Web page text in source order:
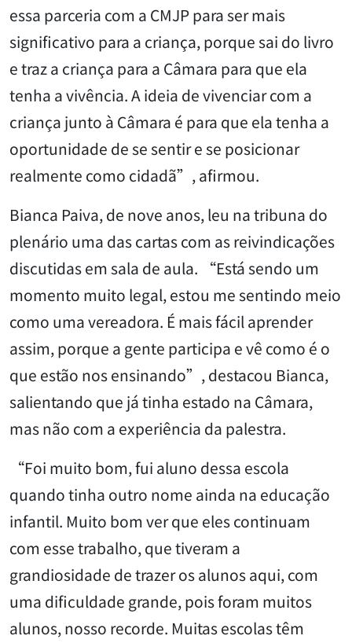
essa parceria com a CMJP para ser mais
significativo para a criança, porque sai do livro
e traz a criança para a Câmara para que ela
tenha a vivência. A ideia de vivenciar com a
criança junto à Câmara é para que ela tenha a
oportunidade de se sentir e se posicionar
realmente como cidadã”, afirmou.
Bianca Paiva, de nove anos, leu na tribuna do
plenário uma das cartas com as reivindicações
discutidas em sala de aula. “Está sendo um
momento muito legal, estou me sentindo meio
como uma vereadora. É mais fácil aprender
assim, porque a gente participa e vê como é o
que estão nos ensinando”, destacou Bianca,
salientando que já tinha estado na Câmara,
mas não com a experiência da palestra.
“Foi muito bom, fui aluno dessa escola
quando tinha outro nome ainda na educação
infantil. Muito bom ver que eles continuam
com esse trabalho, que tiveram a
grandiosidade de trazer os alunos aqui, com
uma dificuldade grande, pois foram muitos
alunos, nosso recorde. Muitas escolas têm